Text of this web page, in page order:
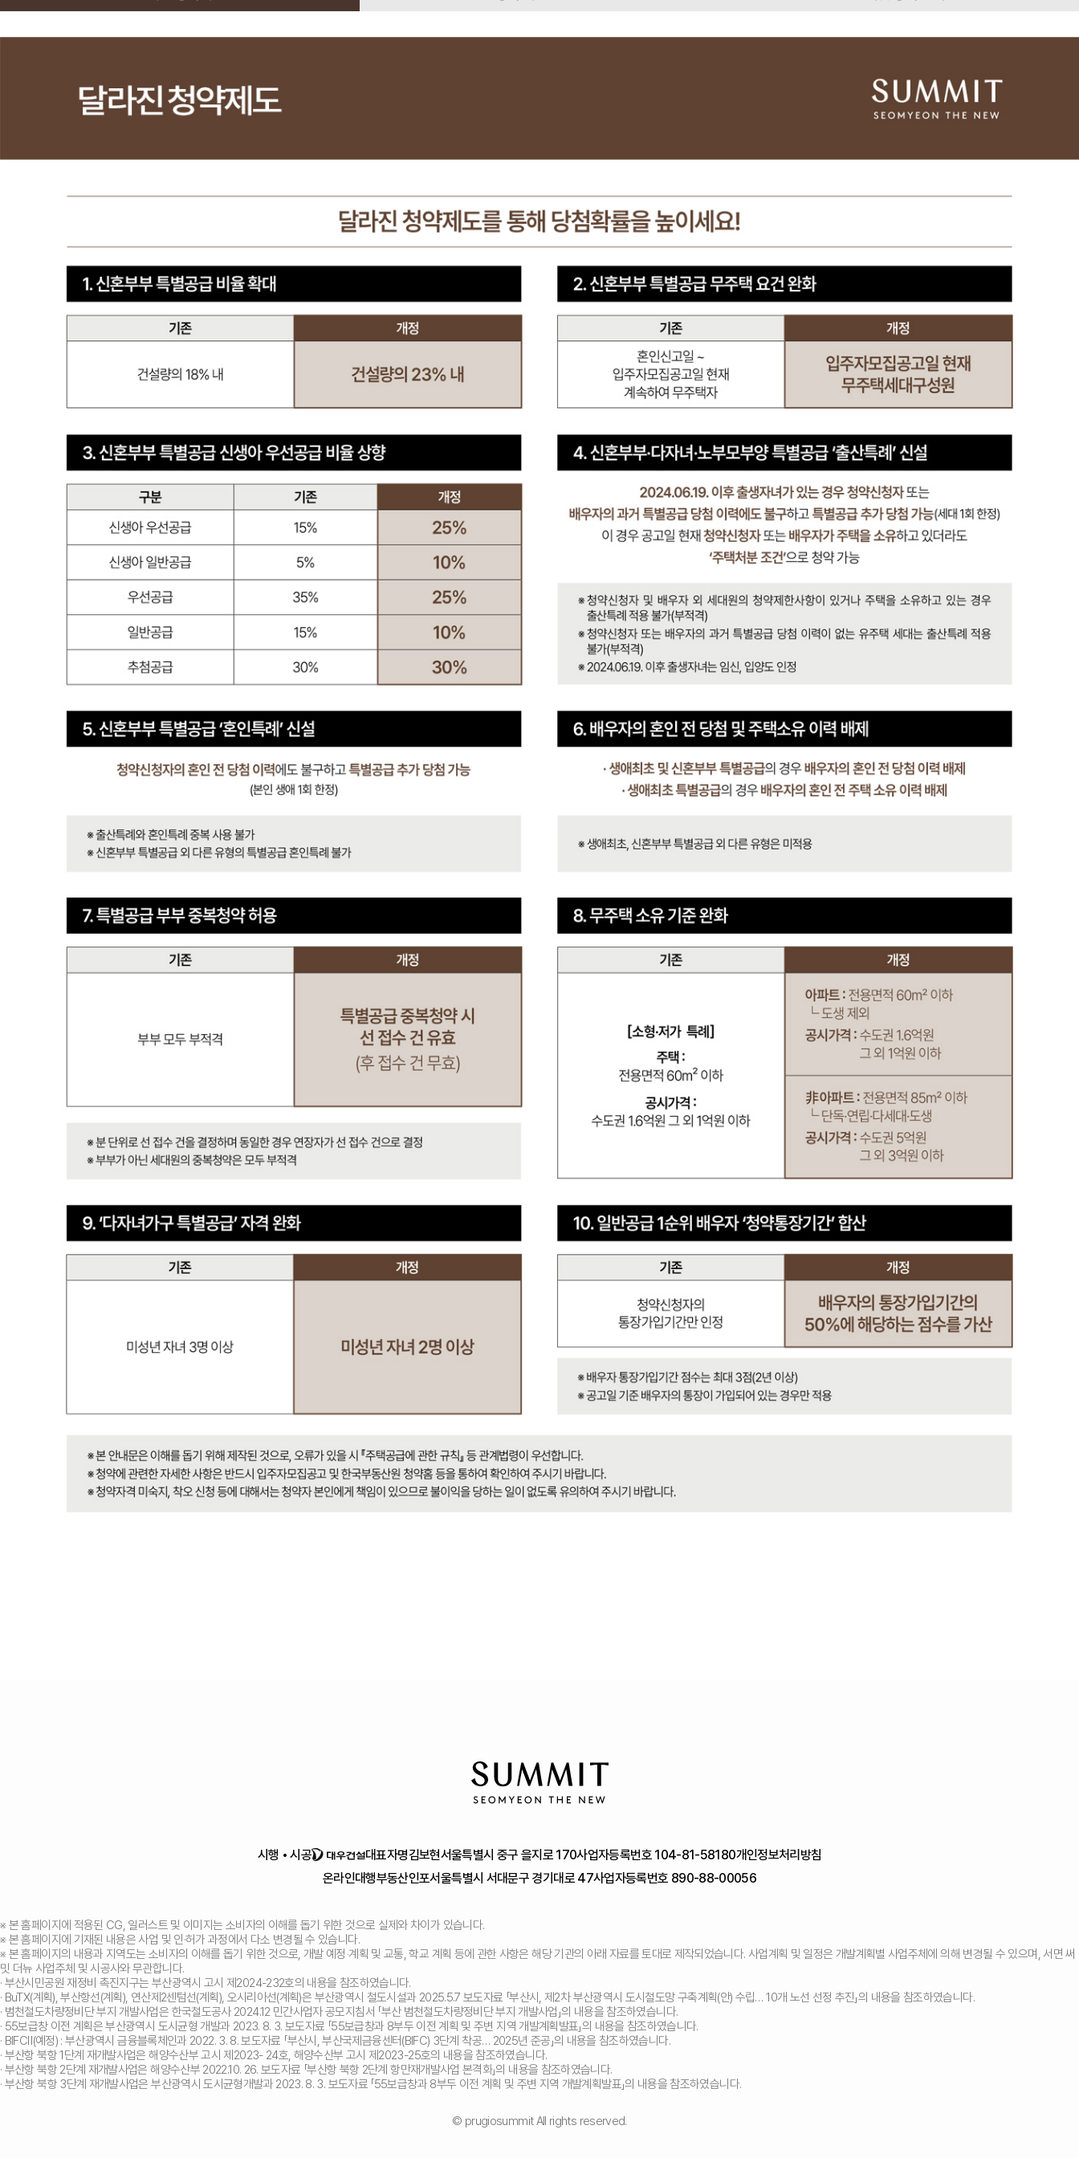
시행 • 시공 대표자명김보현서울특별시 중구 을지로 170사업자등록번호 104-81-58180개인정보처리방침
온라인대행부동산인포서울특별시 서대문구 경기대로 47사업자등록번호 890-88-00056
※ 본 홈페이지에 적용된 CG, 일러스트 및 이미지는 소비자의 이해를 돕기 위한 것으로 실제와 차이가 있습니다.
※ 본 홈페이지에 기재된 내용은 사업 및 인·허가 과정에서 다소 변경될 수 있습니다.
※ 본 홈페이지의 내용과 지역도는 소비자의 이해를 돕기 위한 것으로, 개발 예정‧계획 및 교통, 학교 계획 등에 관한 사항은 해당 기관의 아래 자료를 토대로 제작되었습니다. 사업계획 및 일정은 개발계획별 사업주체에 의해 변경될 수 있으며, 서면 써
밋 더뉴 사업주체 및 시공사와 무관합니다.
· 부산시민공원 재정비 촉진지구는 부산광역시 고시 제2024-232호의 내용을 참조하였습니다.
· BuTX(계획), 부산항선(계획), 연산제2센텀선(계획), 오시리아선(계획)은 부산광역시 철도시설과 2025.5.7 보도자료 「부산시, 제2차 부산광역시 도시철도망 구축계획(안) 수립… 10개 노선 선정 추진」의 내용을 참조하였습니다.
· 범천철도차량정비단 부지 개발사업은 한국철도공사 2024.12 민간사업자 공모지침서 「부산 범천철도차량정비단 부지 개발사업」의 내용을 참조하였습니다.
· 55보급창 이전 계획은 부산광역시 도시균형 개발과 2023. 8. 3. 보도자료 「55보급창과 8부두 이전 계획 및 주변 지역 개발계획발표」의 내용을 참조하였습니다.
· BIFCⅡ(예정) : 부산광역시 금융블록체인과 2022. 3. 8. 보도자료 「부산시, 부산국제금융센터(BIFC) 3단계 착공… 2025년 준공」의 내용을 참조하였습니다.
· 부산항 북항 1단계 재개발사업은 해양수산부 고시 제2023- 24호, 해양수산부 고시 제2023-25호의 내용을 참조하였습니다.
· 부산항 북항 2단계 재개발사업은 해양수산부 2022.10. 26. 보도자료 「부산항 북항 2단계 항만재개발사업 본격화」의 내용을 참조하였습니다.
· 부산항 북항 3단계 재개발사업은 부산광역시 도시균형개발과 2023. 8. 3. 보도자료 「55보급창과 8부두 이전 계획 및 주변 지역 개발계획발표」의 내용을 참조하였습니다.
© prugiosummit All rights reserved.